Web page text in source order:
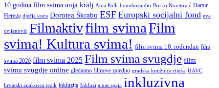
10 godina film svima anja kralj Anja Polh bonobostudio Borko Novitović Damir
Herega dječja kuća Dorotea Škrabo ESF Europski socijalni fond eva
cvijanović Filmaktivfilm svimaFilm
svima! Kultura svima! film svima 10. rođendan film
svima 2020 film svima 2025 Film svima svugdje film
svima svugdje online gledajmo filmove zajedno gradska knjižnica rijeka HAVC
hrvatski znakovni jezik inkluzija Inkluzija nas spaja inkluzivna